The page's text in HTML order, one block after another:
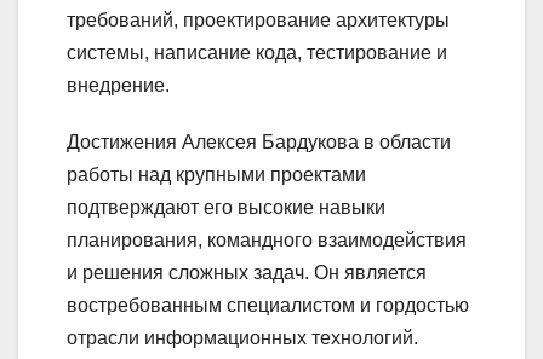
требований, проектирование архитектуры
системы, написание кода, тестирование и
внедрение.
Достижения Алексея Бардукова в области
работы над крупными проектами
подтверждают его высокие навыки
планирования, командного взаимодействия
и решения сложных задач. Он является
востребованным специалистом и гордостью
отрасли информационных технологий.